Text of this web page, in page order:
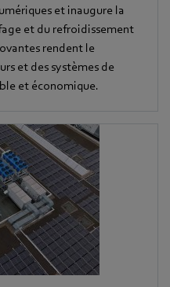
et inaugure la
et du refroidissement
rendent le
et des systèmes de
et économique.